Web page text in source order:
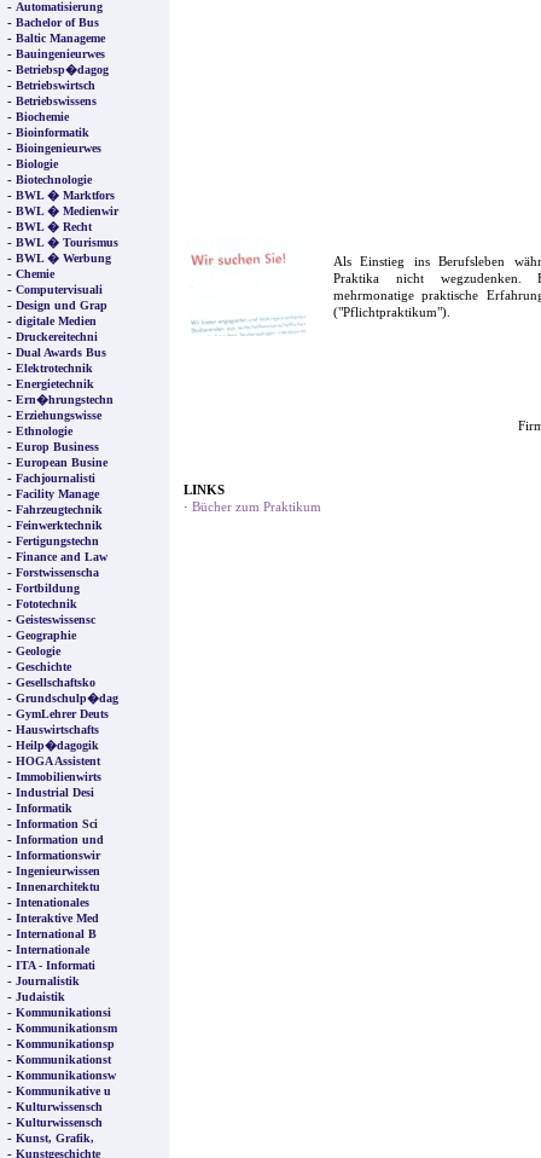
- Automatisierung
- Bachelor of Bus
- Baltic Manageme
- Bauingenieurwes
- Betriebsp�dagog
- Betriebswirtsch
- Betriebswissens
- Biochemie
- Bioinformatik
- Bioingenieurwes
- Biologie
- Biotechnologie
- BWL � Marktfors
- BWL � Medienwir
- BWL � Recht
- BWL � Tourismus
- BWL � Werbung
- Chemie
- Computervisuali
- Design und Grap
- digitale Medien
- Druckereitechni
- Dual Awards Bus
- Elektrotechnik
- Energietechnik
- Ern�hrungstechn
- Erziehungswisse
- Ethnologie
- Europ Business
- European Busine
- Fachjournalisti
- Facility Manage
- Fahrzeugtechnik
- Feinwerktechnik
- Fertigungstechn
- Finance and Law
- Forstwissenscha
- Fortbildung
- Fototechnik
- Geisteswissensc
- Geographie
- Geologie
- Geschichte
- Gesellschaftsko
- Grundschulp�dag
- GymLehrer Deuts
- Hauswirtschafts
- Heilp�dagogik
- HOGA Assistent
- Immobilienwirts
- Industrial Desi
- Informatik
- Information Sci
- Information und
- Informationswir
- Ingenieurwissen
- Innenarchitektu
- Intenationales
- Interaktive Med
- International B
- Internationale
- ITA - Informati
- Journalistik
- Judaistik
- Kommunikationsi
- Kommunikationsm
- Kommunikationsp
- Kommunikationst
- Kommunikationsw
- Kommunikative u
- Kulturwissensch
- Kulturwissensch
- Kunst, Grafik,
- Kunstgeschichte
Als Einstieg ins Berufsleben
Praktika nicht wegzudenken.
mehrmonatige praktische
("Pflichtpraktikum").
LINKS
· Bücher zum Praktikum